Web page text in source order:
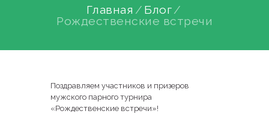
Главная
Блог
Рождественские встречи
Поздравляем участников и призеров
мужского парного турнира
«Рождественские встречи»!